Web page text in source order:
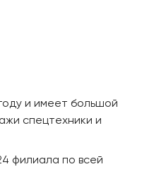
и имеет большой
спецтехники и
филиала по всей